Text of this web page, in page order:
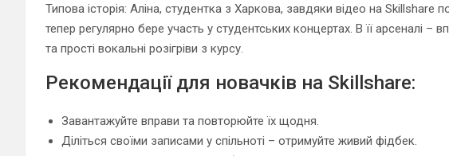
Типова історія: Аліна, студентка з Харкова, завдяки відео на Skillshare
тепер регулярно бере участь у студентських концертах. В її арсеналі –
та прості вокальні розігріви з курсу.
Рекомендації для новачків на Skillshare:
Завантажуйте вправи та повторюйте їх щодня.
Діліться своїми записами у спільноті – отримуйте живий фідбек.